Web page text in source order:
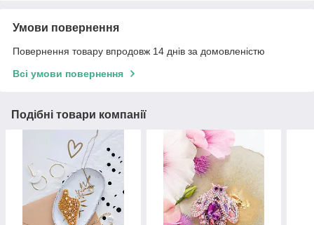
Умови повернення
Повернення товару впродовж 14 днів за домовленістю
Всі умови повернення
Подібні товари компанії